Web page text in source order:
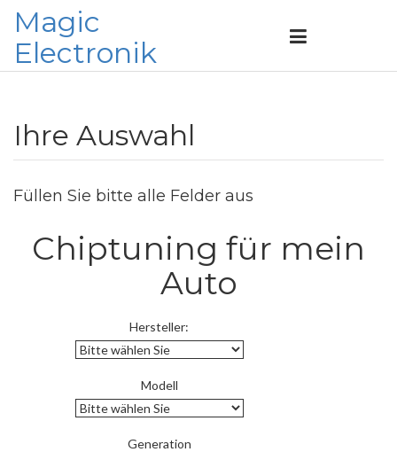
Magic
Electronik
Ihre Auswahl
Füllen Sie bitte alle Felder aus
Chiptuning für mein
Auto
Hersteller:
Modell
Generation